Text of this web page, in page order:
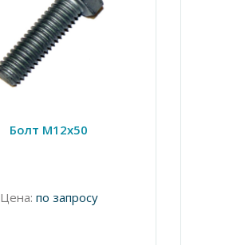
Болт М12х50
Цена: по запросу